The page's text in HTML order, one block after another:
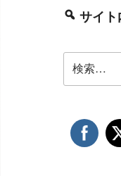
サイト
索: